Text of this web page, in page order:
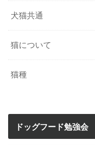
犬猫共通
猫について
猫種
ドッグフード勉強会